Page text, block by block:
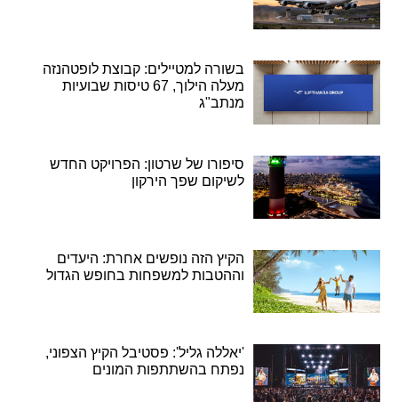
בשורה למטיילים: קבוצת לופטהנזה
מעלה הילוך, 67 טיסות שבועיות
מנתב"ג
סיפורו של שרטון: הפרויקט החדש
לשיקום שפך הירקון
הקיץ הזה נופשים אחרת: היעדים
וההטבות למשפחות בחופש הגדול
'יאללה גליל': פסטיבל הקיץ הצפוני,
נפתח בהשתתפות המונים